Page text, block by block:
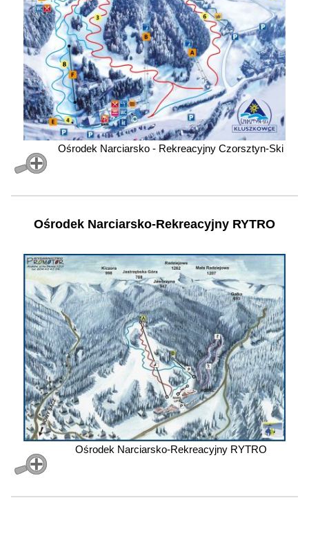
Ośrodek Narciarsko - Rekreacyjny Czorsztyn-Ski
Ośrodek Narciarsko-Rekreacyjny RYTRO
Ośrodek Narciarsko-Rekreacyjny RYTRO